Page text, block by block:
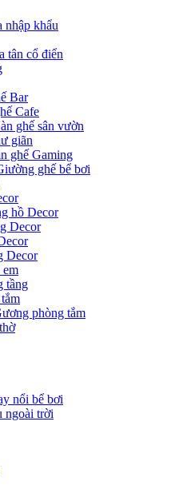
nhập khẩu
tân cổ điển
Bar
Cafe
ghế sân vườn
giãn
ghế Gaming
ghế bể bơi
hồ Decor
Decor
Decor
em
tầng
phòng tắm
nổi bể bơi
ngoài trời